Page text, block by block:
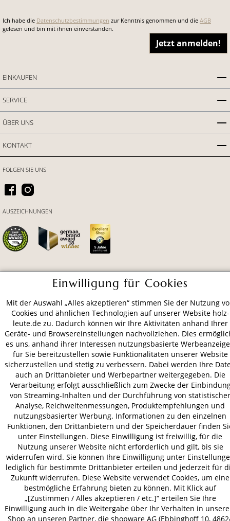
Ich habe die Datenschutzbestimmungen zur Kenntnis genommen und die AGB
gelesen und bin mit ihnen einverstanden.
Jetzt anmelden!
EINKAUFEN
SERVICE
ÜBER UNS
KONTAKT
VERSAND
FOLGEN SIE UNS
AUSZEICHNUNGEN
AGB Datenschutz
Impressum
© 2026 HOLZ-LEUTE
* Alle Preise inkl. gesetzl. Mehrwertsteuer zzgl.Versandkosten.
Einwilligung für Cookies
Mit der Auswahl „Alles akzeptieren“ stimmen Sie der Nutzung
Cookies und ähnlichen Technologien auf unserer Website holz-
leute.de zu. Dadurch können wir Ihre Aktivitäten anhand Ihrer
Geräte- und Browsereinstellungen nachvollziehen. Dies
es uns, anhand ihrer Interessen nutzungsbasierte
für Sie bereitzustellen sowie Funktionalitäten unserer Website
sicherzustellen und stetig zu verbessern. Dabei werden Ihre
auch an Drittanbieter und Werbepartner weitergegeben. Die
Verarbeitung erfolgt ausschließlich zum Zwecke der
von Streaming-Inhalten und der Durchführung von statistischer
Analyse, Reichweitenmessungen, Produktempfehlungen und
nutzungsbasierter Werbung. Informationen zu den einzelnen
Funktionen, den Drittanbietern und der Speicherdauer finden
unter Einstellungen. Diese Einwilligung ist freiwillig, für die
Nutzung unserer Website nicht erforderlich und gilt, bis sie
widerrufen wird. Sie können Ihre Einwilligung unter
lediglich für bestimmte Drittanbieter erteilen und jederzeit für
Zukunft widerrufen. Diese Website verwendet Cookies, um eine
bestmögliche Erfahrung bieten zu können. Mit Klick auf
„[Zustimmen / Alles akzeptieren / etc.]“ erteilen Sie Ihre
Einwilligung auch in die Weitergabe über Ihr Verhalten in
Shop an unseren Partner, die shopware AG (Ebbinghoff 10,